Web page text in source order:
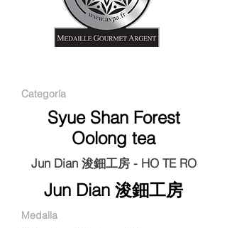
Categoría
Syue Shan Forest
Oolong tea
Jun Dian 浚鈿工房 - HO TE RO
Jun Dian 浚鈿工房
Medalla